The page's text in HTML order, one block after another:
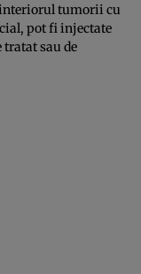
tumorii cu
pot fi injectate
sau de